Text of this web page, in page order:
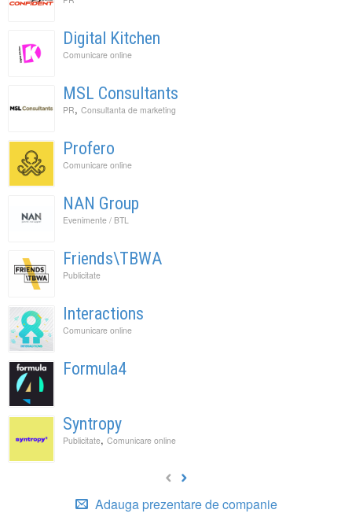
Digital Kitchen
Comunicare online
MSL Consultants
PR, Consultanta de marketing
Profero
Comunicare online
NAN Group
Evenimente / BTL
Friends\TBWA
Publicitate
Interactions
Comunicare online
Formula4
Syntropy
Publicitate, Comunicare online
Adauga prezentare de companie